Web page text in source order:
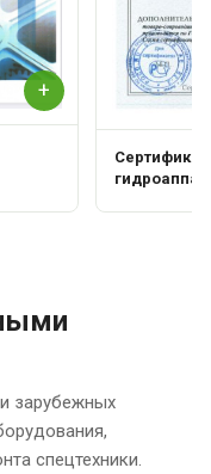
+
Сертификат
зарубежных
спецтехники.